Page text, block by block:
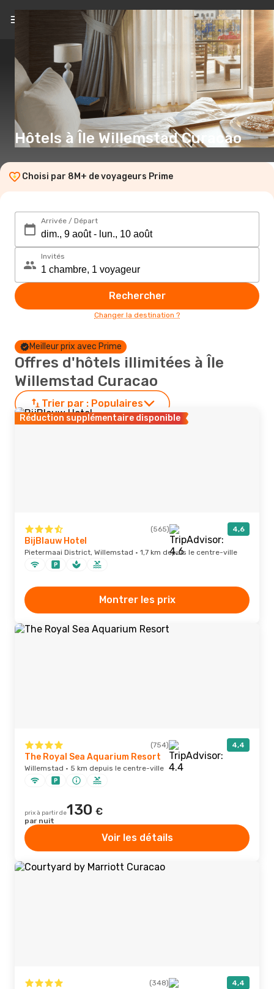
FR(€)
Hôtels à Île Willemstad Curacao
Choisi par 8M+ de voyageurs Prime
Arrivée / Départ
Invités
Rechercher
Changer la destination ?
Meilleur prix avec Prime
Offres d'hôtels illimitées à Île
Willemstad Curacao
Trier par : Populaires
Réduction supplémentaire disponible
(565) 4,6
BijBlauw Hotel
Pietermaai District, Willemstad · 1,7 km depuis le centre-ville
Montrer les prix
(754) 4,4
The Royal Sea Aquarium Resort
Willemstad · 5 km depuis le centre-ville
prix à partir de130 €
par nuit
Voir les détails
(348) 4,4